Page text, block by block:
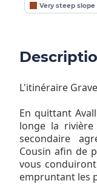
Very steep slope
L'itinéraire
En quittant
longe la
secondaire
Cousin afin de
vous
empruntant les